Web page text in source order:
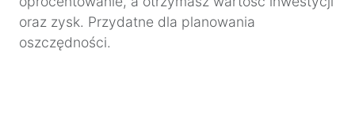
oraz zysk. Przydatne dla planowania
oszczędności.